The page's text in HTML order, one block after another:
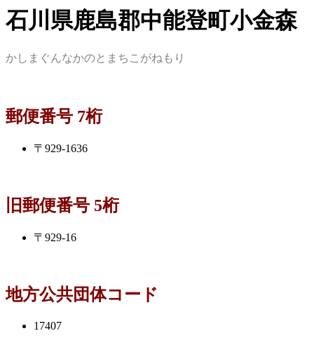
石川県鹿島郡中能登町小金森
かしまぐんなかのとまちこがねもり
郵便番号 7桁
〒929-1636
旧郵便番号 5桁
〒929-16
地方公共団体コード
17407